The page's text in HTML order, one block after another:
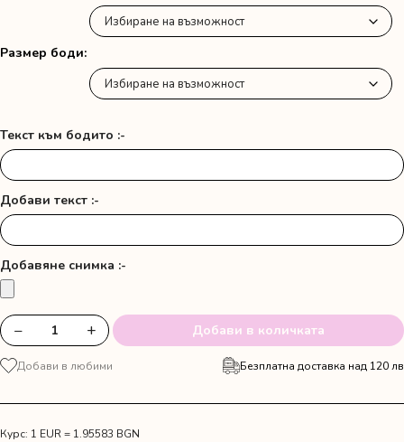
Размер боди
Текст към бодито :-
Добави текст :-
Добавяне снимка :-
количество
за
Боди
− + Добави в количката
Добави в любими Безплатна доставка над 120 лв
Курс: 1 EUR = 1.95583 BGN